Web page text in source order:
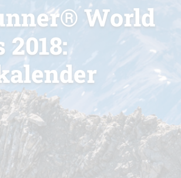
World
2018: